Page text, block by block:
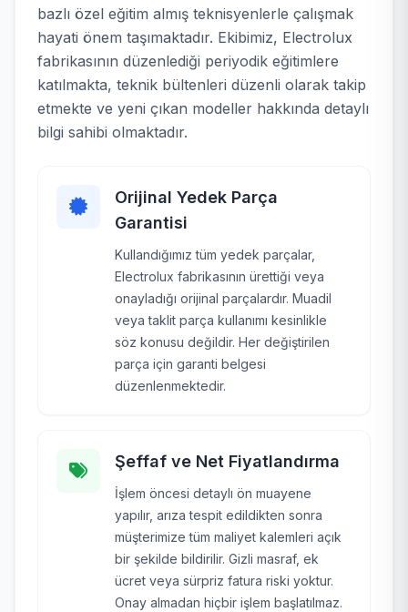
bazlı özel eğitim almış teknisyenlerle çalışmak
hayati önem taşımaktadır. Ekibimiz, Electrolux
fabrikasının düzenlediği periyodik eğitimlere
katılmakta, teknik bültenleri düzenli olarak takip
etmekte ve yeni çıkan modeller hakkında detaylı
bilgi sahibi olmaktadır.
Orijinal Yedek Parça
Garantisi
Kullandığımız tüm yedek parçalar,
Electrolux fabrikasının ürettiği veya
onayladığı orijinal parçalardır. Muadil
veya taklit parça kullanımı kesinlikle
söz konusu değildir. Her değiştirilen
parça için garanti belgesi
düzenlenmektedir.
Şeffaf ve Net Fiyatlandırma
İşlem öncesi detaylı ön muayene
yapılır, arıza tespit edildikten sonra
müşterimize tüm maliyet kalemleri açık
bir şekilde bildirilir. Gizli masraf, ek
ücret veya sürpriz fatura riski yoktur.
Onay almadan hiçbir işlem başlatılmaz.